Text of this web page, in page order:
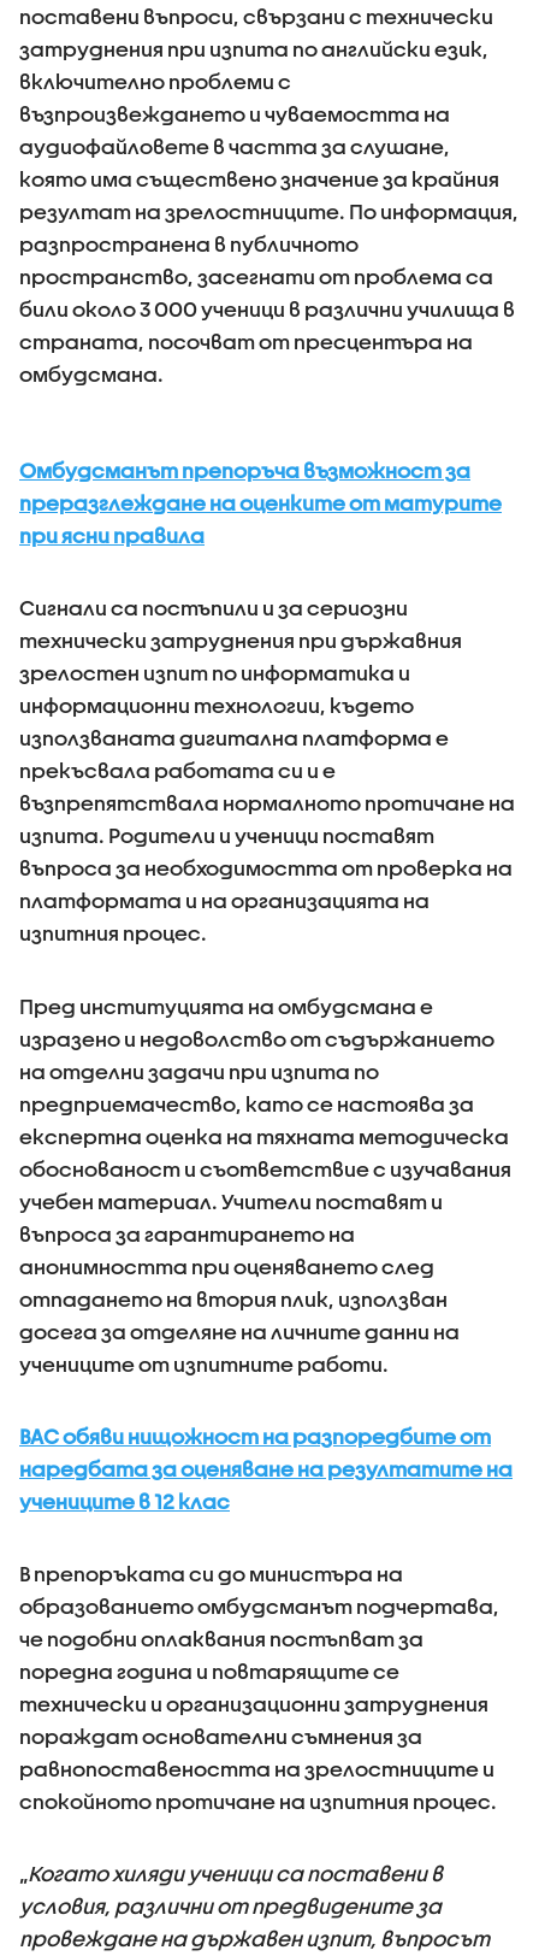
поставени въпроси, свързани с технически
затруднения при изпита по английски език,
включително проблеми с
възпроизвеждането и чуваемостта на
аудиофайловете в частта за слушане,
която има съществено значение за крайния
резултат на зрелостниците. По информация,
разпространена в публичното
пространство, засегнати от проблема са
били около 3 000 ученици в различни училища в
страната, посочват от пресцентъра на
омбудсмана.
Омбудсманът препоръча възможност за
преразглеждане на оценките от матурите
при ясни правила
Сигнали са постъпили и за сериозни
технически затруднения при държавния
зрелостен изпит по информатика и
информационни технологии, където
използваната дигитална платформа е
прекъсвала работата си и е
възпрепятствала нормалното протичане на
изпита. Родители и ученици поставят
въпроса за необходимостта от проверка на
платформата и на организацията на
изпитния процес.
Пред институцията на омбудсмана е
изразено и недоволство от съдържанието
на отделни задачи при изпита по
предприемачество, като се настоява за
експертна оценка на тяхната методическа
обоснованост и съответствие с изучавания
учебен материал. Учители поставят и
въпроса за гарантирането на
анонимността при оценяването след
отпадането на втория плик, използван
досега за отделяне на личните данни на
учениците от изпитните работи.
ВАС обяви нищожност на разпоредбите от
наредбата за оценяване на резултатите на
учениците в 12 клас
В препоръката си до министъра на
образованието омбудсманът подчертава,
че подобни оплаквания постъпват за
поредна година и повтарящите се
технически и организационни затруднения
пораждат основателни съмнения за
равнопоставеността на зрелостниците и
спокойното протичане на изпитния процес.
„Когато хиляди ученици са поставени в
условия, различни от предвидените за
провеждане на държавен изпит, въпросът